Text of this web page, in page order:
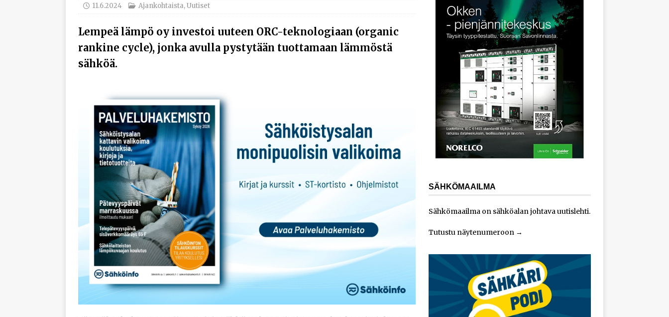
työhyvinvoinnista
[ 29.7.2026 ] Loviisan ydinvoimalaitoksen vuosihuolto sisältää useita
modernisointihankkeita AJANKOHTAISTA
11.6.2024 Ajankohtaista,Uutiset
Lempeä lämpö oy investoi uuteen ORC-teknologiaan (organic
rankine cycle), jonka avulla pystytään tuottamaan lämmöstä
sähköä.
SÄHKÖMAAILMA
Sähkömaailma on sähköalan johtava uutislehti.
Tutustu näytenumeroon→